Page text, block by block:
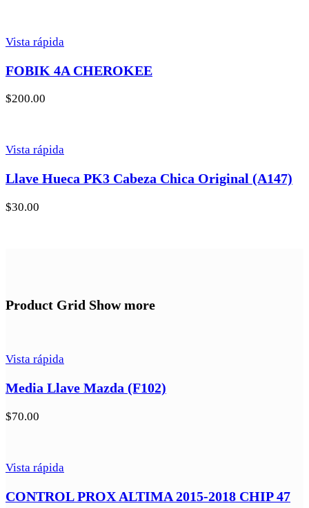
Vista rápida
FOBIK 4A CHEROKEE
$200.00
Vista rápida
Llave Hueca PK3 Cabeza Chica Original (A147)
$30.00
Product Grid Show more
Vista rápida
Media Llave Mazda (F102)
$70.00
Vista rápida
CONTROL PROX ALTIMA 2015-2018 CHIP 47